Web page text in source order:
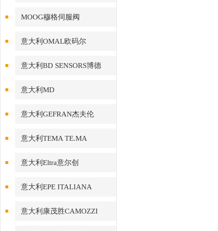
MOOG穆格伺服阀
意大利OMAL欧码尔
意大利BD SENSORS博德
意大利MD
意大利GEFRAN杰夫伦
意大利TEMA TE.MA
意大利Eltra意尔创
意大利EPE ITALIANA
意大利康茂胜CAMOZZI